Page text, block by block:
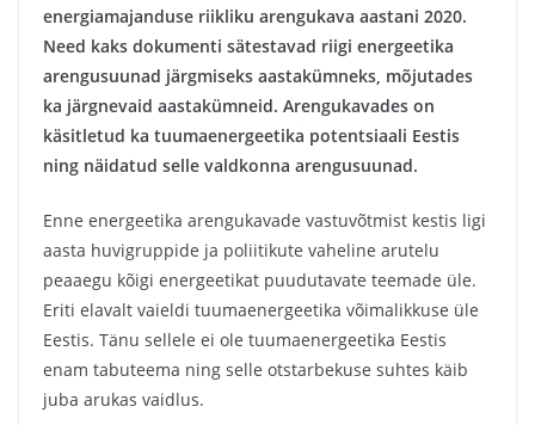
energiamajanduse riikliku arengukava aastani 2020.
Need kaks dokumenti sätestavad riigi energeetika
arengusuunad järgmiseks aastakümneks, mõjutades
ka järgnevaid aastakümneid. Arengukavades on
käsitletud ka tuumaenergeetika potentsiaali Eestis
ning näidatud selle valdkonna arengusuunad.
Enne energeetika arengukavade vastuvõtmist kestis ligi
aasta huvigruppide ja poliitikute vaheline arutelu
peaaegu kõigi energeetikat puudutavate teemade üle.
Eriti elavalt vaieldi tuumaenergeetika võimalikkuse üle
Eestis. Tänu sellele ei ole tuumaenergeetika Eestis
enam tabuteema ning selle otstarbekuse suhtes käib
juba arukas vaidlus.